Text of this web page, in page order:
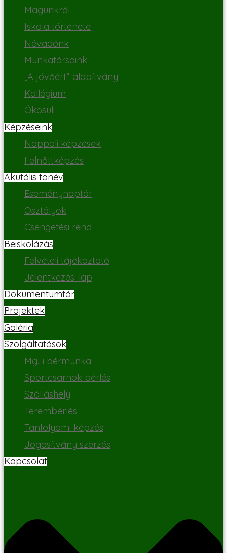
Magunkról
Iskola története
Névadónk
Munkatársaink
„A jövőért” alapítvány
Kollégium
Ökosuli
Képzéseink
Nappali képzések
Felnőttképzés
Akutális tanév
Eseménynaptár
Osztályok
Csengetési rend
Beiskolázás
Felvételi tájékoztató
Jelentkezési lap
Dokumentumtár
Projektek
Galéria
Szolgáltatások
Mg.-i bérmunka
Sportcsarnok bérlés
Szálláshely
Terembérlés
Tanfolyami képzés
Jogosítvány szerzés
Kapcsolat